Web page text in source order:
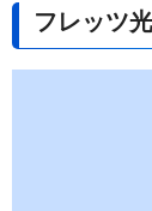
フレッツ